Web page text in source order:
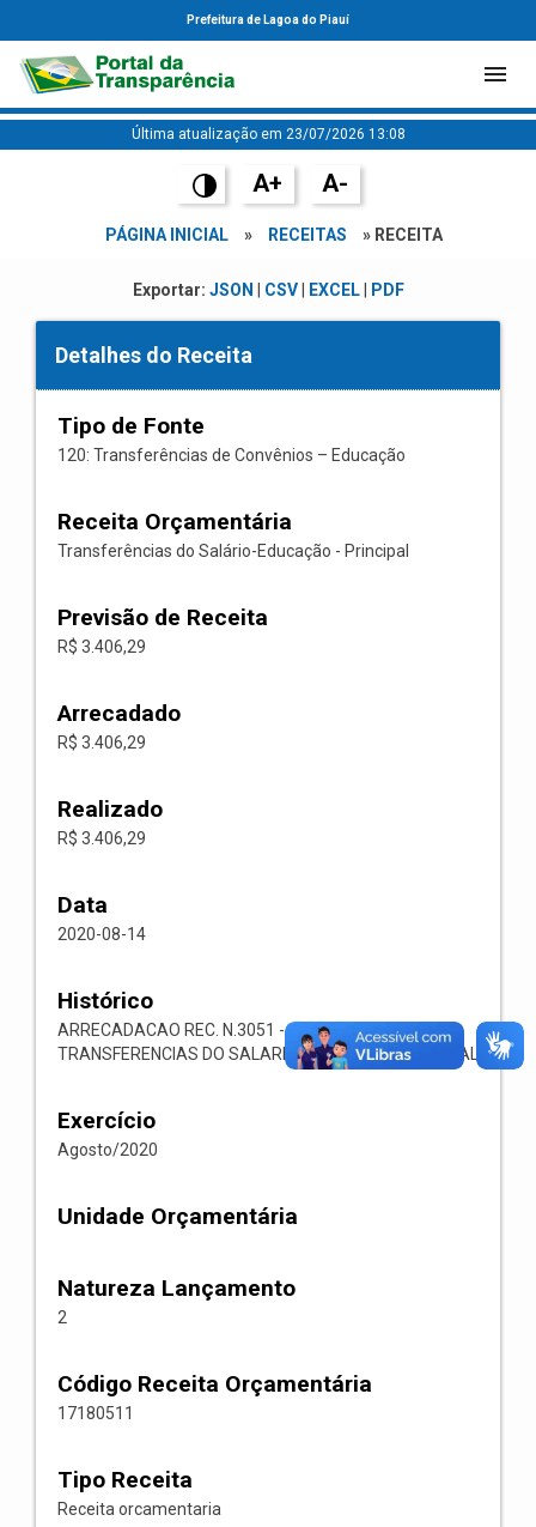
Prefeitura de Lagoa do Piauí
Última atualização em 23/07/2026 13:08
A+ A-
PÁGINA INICIAL » RECEITAS » RECEITA
Exportar: JSON CSV| EXCEL| PDF
Detalhes do Receita
Tipo de Fonte
120: Transferências de Convênios – Educação
Receita Orçamentária
Transferências do Salário-Educação - Principal
Previsão de Receita
R$ 3.406,29
Arrecadado
R$ 3.406,29
Realizado
R$ 3.406,29
Data
2020-08-14
Histórico
ARRECADACAO REC. N.3051 -- 1718.05.1.1.00-
TRANSFERENCIAS DO SALARIO-EDUCACAO-PRINCIPAL
Exercício
Agosto/2020
Unidade Orçamentária
Natureza Lançamento
2
Código Receita Orçamentária
17180511
Tipo Receita
Receita orcamentaria